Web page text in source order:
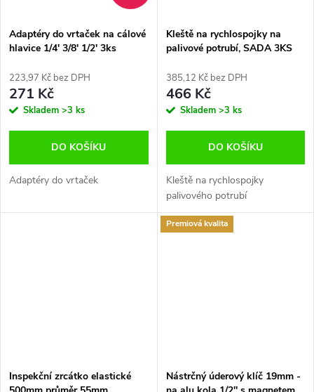
Adaptéry do vrtaček na cálové
hlavice 1/4' 3/8' 1/2' 3ks
223,97 Kč bez DPH
271 Kč
Skladem >3 ks
DO KOŠÍKU
Adaptéry do vrtaček
Kleště na rychlospojky na
palivové potrubí, SADA 3KS
385,12 Kč bez DPH
466 Kč
Skladem >3 ks
DO KOŠÍKU
Kleště na rychlospojky
palivového potrubí
Inspekční zrcátko elastické
Premiová kvalita
Nástrčný úderový klíč 19mm -